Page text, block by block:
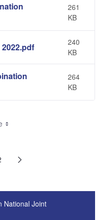
261
KB
240
KB
264
KB
National Joint